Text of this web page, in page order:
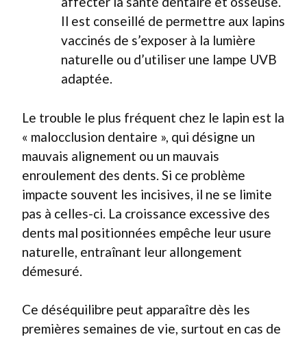
Il est conseillé de permettre aux lapins
vaccinés de s’exposer à la lumière
naturelle ou d’utiliser une lampe UVB
adaptée.
Le trouble le plus fréquent chez le lapin est la
« malocclusion dentaire », qui désigne un
mauvais alignement ou un mauvais
enroulement des dents. Si ce problème
impacte souvent les incisives, il ne se limite
pas à celles-ci. La croissance excessive des
dents mal positionnées empêche leur usure
naturelle, entraînant leur allongement
démesuré.
Ce déséquilibre peut apparaître dès les
premières semaines de vie, surtout en cas de